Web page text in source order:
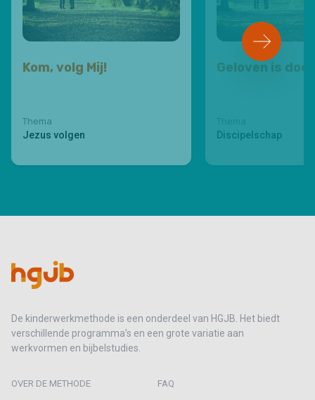
Kom, volg Mij!
Thema
Jezus volgen
Geloven is
Discipelschap
De kinderwerkmethode is een onderdeel van HGJB. Het biedt
verschillende programma’s en een grote variatie aan
werkvormen en bijbelstudies.
OVER DE METHODE FAQ